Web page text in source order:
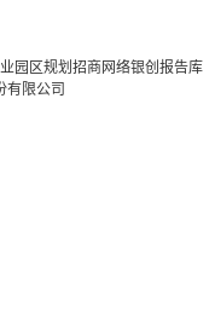
园区规划 招商网络银创报告库
有限公司